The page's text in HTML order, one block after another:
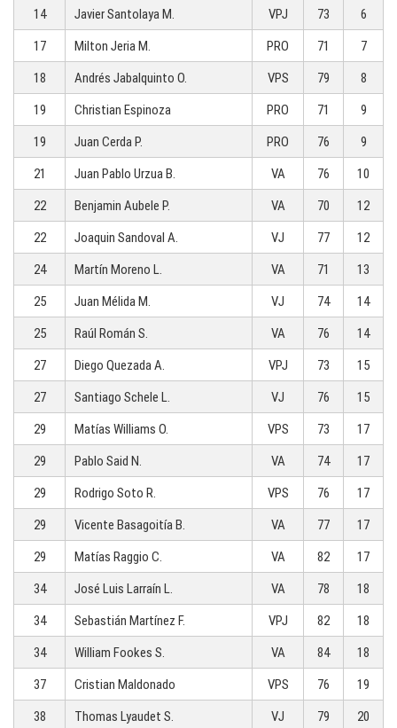
14
Javier Santolaya M. VPJ 73
6
17
Milton Jeria M. PRO 71
7
18
Andrés Jabalquinto O. VPS 79
8
19
Christian Espinoza PRO 71
9
19
Juan Cerda P. PRO 76
9
21
Juan Pablo Urzua B. VA 76
10
22
Benjamin Aubele P. VA 70
12
22
Joaquin Sandoval A. VJ 77
12
24
Martín Moreno L. VA 71
13
25
Juan Mélida M. VJ 74
14
25
Raúl Román S. VA 76
14
27
Diego Quezada A. VPJ 73
15
27
Santiago Schele L. VJ 76
15
29
Matías Williams O. VPS 73
17
29
Pablo Said N. VA 74
17
29
Rodrigo Soto R. VPS 76
17
29
Vicente Basagoitía B. VA 77
17
29
Matías Raggio C. VA 82
17
34
José Luis Larraín L. VA 78
18
34
Sebastián Martínez F. VPJ 82
18
34
William Fookes S. VA 84
18
37
Cristian Maldonado VPS 76
19
38
Thomas Lyaudet S. VJ 79 20